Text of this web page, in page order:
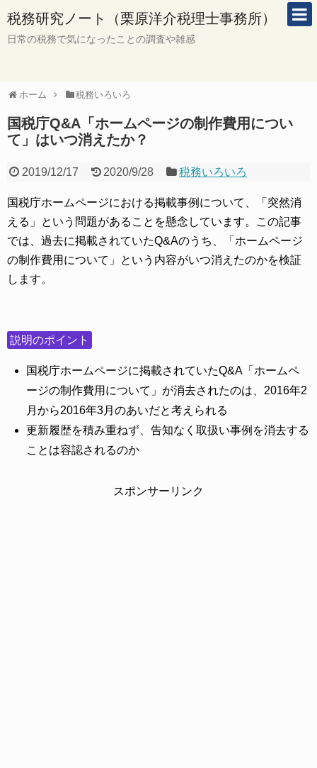
税務研究ノート（栗原洋介税理士事務所）
日常の税務で気になったことの調査や雑感
ホーム 税務いろいろ
国税庁Q&A「ホームページの制作費用につい
て」はいつ消えたか？
2019/12/17 2020/9/28 税務いろいろ
国税庁ホームページにおける掲載事例について、「突然消
える」という問題があることを懸念しています。この記事
では、過去に掲載されていたQ&Aのうち、「ホームページ
の制作費用について」という内容がいつ消えたのかを検証
します。
説明のポイント
国税庁ホームページに掲載されていたQ&A「ホームペ
ージの制作費用について」が消去されたのは、2016年2
月から2016年3月のあいだと考えられる
更新履歴を積み重ねず、告知なく取扱い事例を消去する
ことは容認されるのか
スポンサーリンク